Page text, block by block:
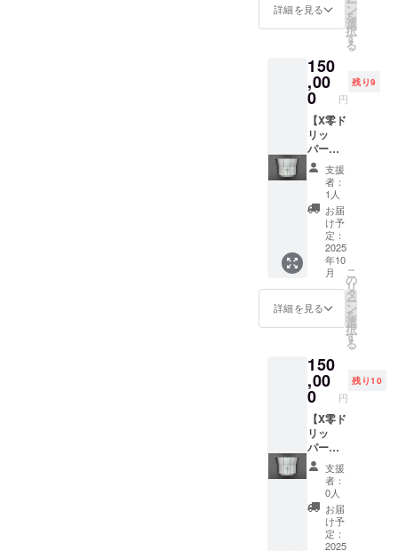
じるこ
とがあ
とぞご
了承い
ただけ
ますよ
うお願
いいた
しま
す。
承くだ
※リター
の製作
には万
全を期
して取
り組み
ます
が、ハ
ンドメ
イドの
ため接
合部や
表面に
若干の
変形や
小傷な
どが生
じるこ
とがあ
了承い
ただけ
ますよ
うお願
いいた
しま
す。
クネー
良俗に
反する
など当
方が相
応しく
ないと
判断し
た場合
は、掲
載をお
断りす
る場合
がござ
いま
す。予
めご了
承くだ
さい。
には万
全を期
して取
り組み
ます
が、ハ
ンドメ
イドの
ため接
合部や
表面に
若干の
変形や
をお願
いしま
す。 ・
ページ
に掲載
するお
名前 or
ニック
ネーム
※商品の
発送は
日本国
内に限
らせて
いただ
きま
す。 ※
お名前
or ニッ
クネー
ムで
あって
も公序
反する
など当
方が相
応しく
ないと
判断し
た場合
は、掲
載をお
断りす
る場合
がござ
いま
す。予
称 ：
コー
ヒー豆
量：
100g ※
原材料
及び添
加物等
の食品
表示は
お届け
商品の
ラベル
に表記
されま
す。商
品開封
前には
必ずお
届けの
リター
ンに貼
付され
ルや注
意書き
をご確
認くだ
さい。
★試作
アタッ
チメン
ト：2個
(AT-3,
AT-4)
★H2Ox
零デ
ビュー
D120×
H2mm
※画像は
トで
す。実
物はヘ
アライ
ンのス
テンレ
スにな
りま
す。 ★
珈琲豆
「
Brewm
Tokyo X
零スペ
シャル
」 ・名
称 ：
コー
ヒー豆
量：
100g ※
原材料
及び添
加物等
の食品
表示は
お届け
商品の
ラベル
に表記
されま
す。商
品開封
面) ・数
量
：1点
ズ ：
W104×
D104×
H72mm
・重
量
：約
200g ・
アタッ
チメン
ト：2個
(AT-1,
AT-2) ★
ベース
・サイ
ズ：
W120×
D120×
H2mm
※画像は
トで
す。実
物はヘ
アライ
ンのス
テンレ
スにな
りま
す。 ★
珈琲豆
「
Brewm
Tokyo X
告知
ページ
お名前
＋ス
テッ
カー
(大)】
★X零ド
リッ
パー ・
Aタイプ
(オール
ヘアラ
イン仕
様) or B
タイプ
(部分研
磨仕
様：天
面＋中
面) ・数
量
：1点
ズ ：
W104×
D104×
H72mm
・重
量
：約
200g ・
アタッ
チメン
ト：2個
(AT-1,
AT-2) ★
ベース
詳細を見る ン
を
選
択
す
る
150
,00
0 円
残り9
【X零ド
リッ
パー
AorBタ
イプ＋
レー
ザー名
入れ＋
ベース
＋X零珈
琲豆(2)
＋試作
アタッ
チメン
ト＋デ
ビュー
ページ
お名前
掲載(中)
＋ス
テッ
カー
(大)】
★X零ド
リッ
パー ・
Aタイプ
(オール
ヘアラ
イン仕
支援
者：
1人
お届
け予
定：
2025
年10
月
詳細を見る
こ
の
リ
タ
ー
ン
を
選
択
す
る
150
,00
0 円
残り10
【X零ド
リッ
パー
AorBタ
イプ＋
レー
ザー名
入れ＋
ベース
＋X零珈
支援
者：
0人
お届
け予
定：
2025